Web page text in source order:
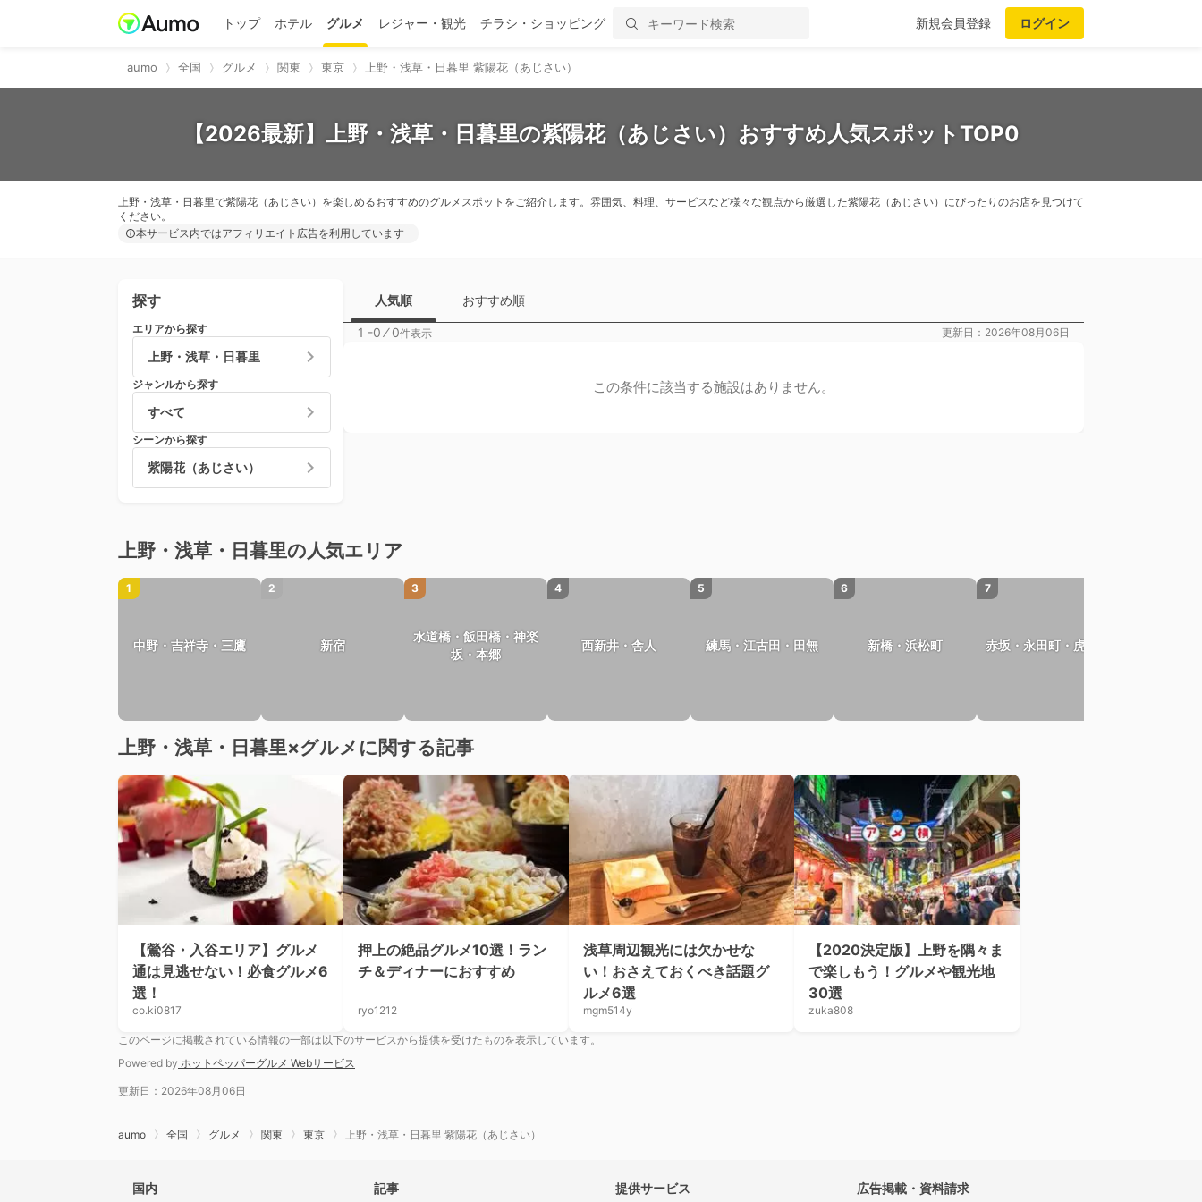
トップ ホテル グルメ レジャー・観光 チラシ・ショッピング 新規会員登録 ログイン
aumo 全国 グルメ 関東 東京 上野・浅草・日暮里 紫陽花（あじさい）
【2026最新】上野・浅草・日暮里の紫陽花（あじさい）おすすめ人気スポットTOP0
上野・浅草・日暮里で紫陽花（あじさい）を楽しめるおすすめのグルメスポットをご紹介します。雰囲気、料理、サービスなど様々な観点から厳選した紫陽花（あじさい）にぴったりのお店を見つけて
ください。
本サービス内ではアフィリエイト広告を利用しています
探す
エリアから探す
上野・浅草・日暮里
ジャンルから探す
すべて
シーンから探す
紫陽花（あじさい）
人気順 おすすめ順
1 -0 ⁄0件表示 更新日：2026年08月06日
この条件に該当する施設はありません。
上野・浅草・日暮里の人気エリア
1
中野・吉祥寺・三鷹
2
新宿
3
水道橋・飯田橋・神楽
坂・本郷
4
西新井・舎人
5
練馬・江古田・田無
6
新橋・浜松町
7
赤坂・永田町・虎ノ門
上野・浅草・日暮里×グルメに関する記事
【鶯谷・入谷エリア】グルメ
通は見逃せない！必食グルメ6
選！
co.ki0817
押上の絶品グルメ10選！ラン
チ＆ディナーにおすすめ
ryo1212
浅草周辺観光には欠かせな
い！おさえておくべき話題グ
ルメ6選
mgm514y
【2020決定版】上野を隅々ま
で楽しもう！グルメや観光地
30選
zuka808
このページに掲載されている情報の一部は以下のサービスから提供を受けたものを表示しています。
Powered by ホットペッパーグルメ Webサービス
更新日：2026年08月06日
aumo 全国 グルメ 関東 東京 上野・浅草・日暮里 紫陽花（あじさい）
国内 記事 提供サービス 広告掲載・資料請求